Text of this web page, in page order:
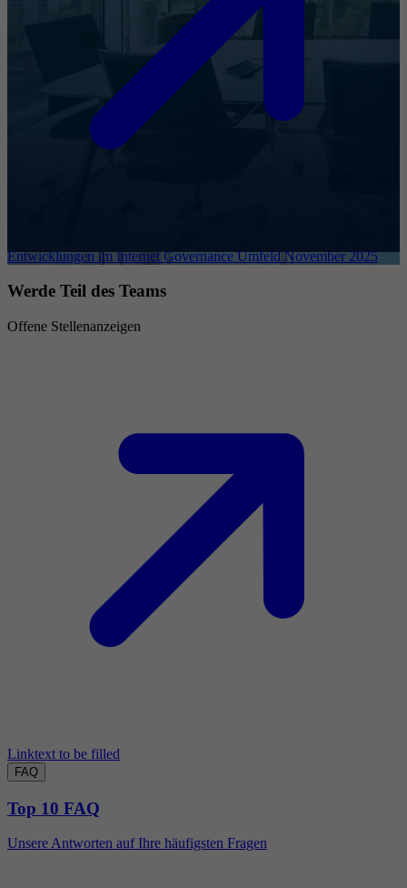
Entwicklungen im Internet Governance Umfeld November 2025
Werde Teil des Teams
Offene Stellenanzeigen
Linktext to be filled
FAQ
Top 10 FAQ
Unsere Antworten auf Ihre häufigsten Fragen